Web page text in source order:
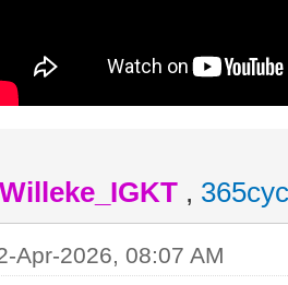
Willeke_IGKT ,
Apr-2026, 08:07 AM